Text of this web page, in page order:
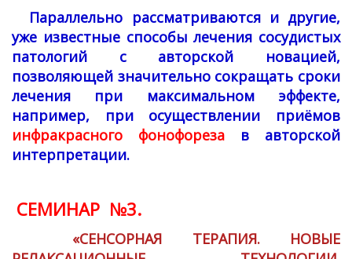
Параллельно рассматриваются и другие,
уже известные способы лечения сосудистых
патологий с авторской новацией,
позволяющей значительно сокращать сроки
лечения при максимальном эффекте,
например, при осуществлении приёмов
инфракрасного фонофореза в авторской
интерпретации.
СЕМИНАР №3.
«СЕНСОРНАЯ ТЕРАПИЯ. НОВЫЕ